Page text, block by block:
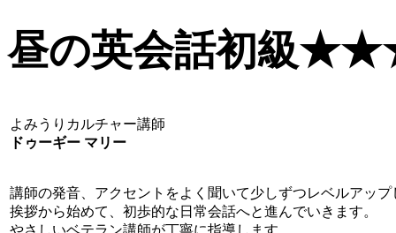
昼の英会話初級
よみうりカルチャー講師
ドゥーギー マリー
講師の発音、アクセントをよく聞いて少しずつレベルアップ
挨拶から始めて、初歩的な日常会話へと進んでいきます。
やさしいベテラン講師が丁寧に指導します。